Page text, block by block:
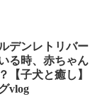
デンレトリバー
る時、赤ちゃん
【子犬と癒し】
vlog